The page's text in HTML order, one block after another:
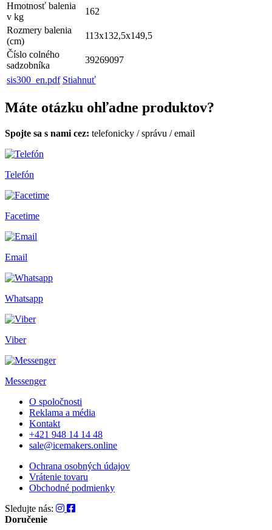
Hmotnosť balenia
v kg
162
Rozmery balenia
(cm)
113x132,5x149,5
Číslo colného
sadzobníka
39269097
sis300_en.pdf Stiahnuť
Máte otázku ohľadne produktov?
Spojte sa s nami cez: telefonicky /správu /email
Telefón
Facetime
Email
Whatsapp
Viber
Messenger
O spoločnosti
Reklama a média
Kontakt
+421 948 14 14 48
sale@icemakers.online
Ochrana osobných údajov
Vrátenie tovaru
Obchodné podmienky
Sledujte nás:
Doručenie